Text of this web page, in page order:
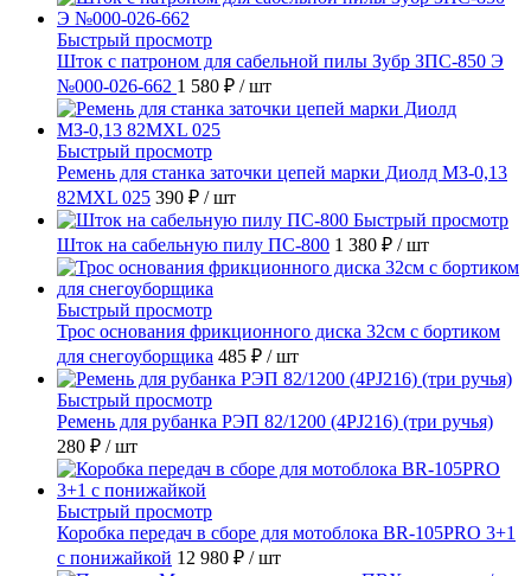
Быстрый просмотр
Шток с патроном для сабельной пилы Зубр ЗПС-850 Э
№000-026-662 1 580 ₽ / шт
Быстрый просмотр
Ремень для станка заточки цепей марки Диолд МЗ-0,13
82MXL 025 390 ₽ / шт
Быстрый просмотр
Шток на сабельную пилу ПС-800 1 380 ₽ / шт
Быстрый просмотр
Трос основания фрикционного диска 32см с бортиком
для снегоуборщика 485 ₽ / шт
Быстрый просмотр
Ремень для рубанка РЭП 82/1200 (4PJ216) (три ручья)
280 ₽ / шт
Быстрый просмотр
Коробка передач в сборе для мотоблока BR-105PRO 3+1
с понижайкой 12 980 ₽ / шт